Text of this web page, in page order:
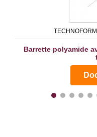
Barrette polyamide